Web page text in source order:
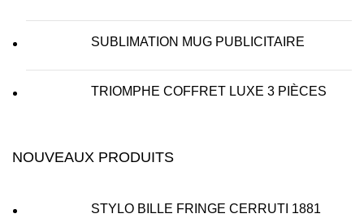
SUBLIMATION MUG PUBLICITAIRE
TRIOMPHE COFFRET LUXE 3 PIÈCES
NOUVEAUX PRODUITS
STYLO BILLE FRINGE CERRUTI 1881